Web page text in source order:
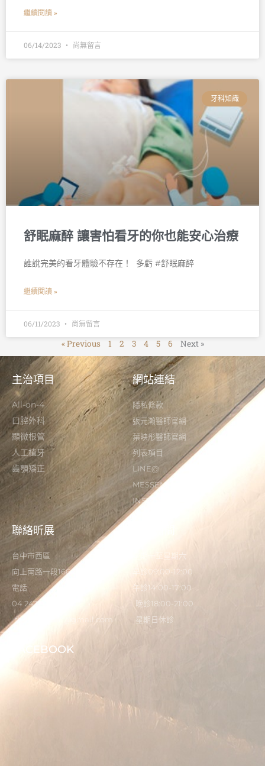
繼續閱讀 »
06/14/2023 尚無留言
牙科知識
舒眠麻醉 讓害怕看牙的你也能安心治療
誰說完美的看牙體驗不存在！ 󠀠 多虧 #舒眠麻醉
繼續閱讀 »
06/11/2023 尚無留言
« Previous 1 2 3 4 5 6 Next »
主治項目
All-on-4
口腔外科
顯微根管
人工植牙
齒顎矯正
網站連結
隱私條款
張元瀚醫師官網
葉映彤醫師官網
列表項目
LINE@
MESSENGER
INSTAGRAM
聯絡昕展
台中市西區
向上南路一段166-5號
電話
04 2473 0325
flystardental@gmail.com
星期一至星期六
早診09:00-12:00
午診14:00-17:00
晚診18:00-21:00
星期日休診
FACEBOOK